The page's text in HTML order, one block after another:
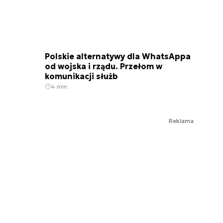
Polskie alternatywy dla WhatsAppa
od wojska i rządu. Przełom w
komunikacji służb
4 min.
Reklama